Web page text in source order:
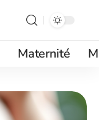
Maternité